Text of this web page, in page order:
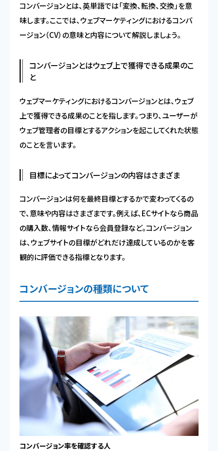
コンバージョンとは、英単語では「変換、転換、交換」を意
味します。ここでは、ウェブマーケティングにおけるコンバ
ージョン（CV）の意味と内容について解説しましょう。
コンバージョンとはウェブ上で獲得できる成果のこ
と
ウェブマーケティングにおけるコンバージョンとは、ウェブ
上で獲得できる成果のことを指します。つまり、ユーザーが
ウェブ管理者の目標とするアクションを起こしてくれた状態
のことを言います。
目標によってコンバージョンの内容はさまざま
コンバージョンは何を最終目標とするかで変わってくるの
で、意味や内容はさまざまです。例えば、ECサイトなら商品
の購入数、情報サイトなら会員登録など。コンバージョン
は、ウェブサイトの目標がどれだけ達成しているのかを客
観的に評価できる指標となります。
コンバージョンの種類について
コンバージョン率を確認する人